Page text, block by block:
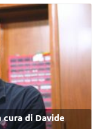
di Davide